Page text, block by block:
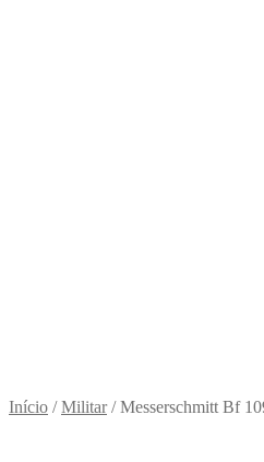
Início /Militar/Messerschmitt Bf